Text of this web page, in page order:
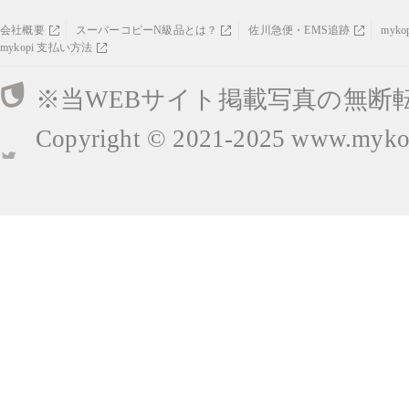
会社概要 スーパーコピーN級品とは？ 佐川急便・EMS追跡
mykopi 支払い方法
※当WEBサイト掲載写真の無断
Copyright © 2021-2025